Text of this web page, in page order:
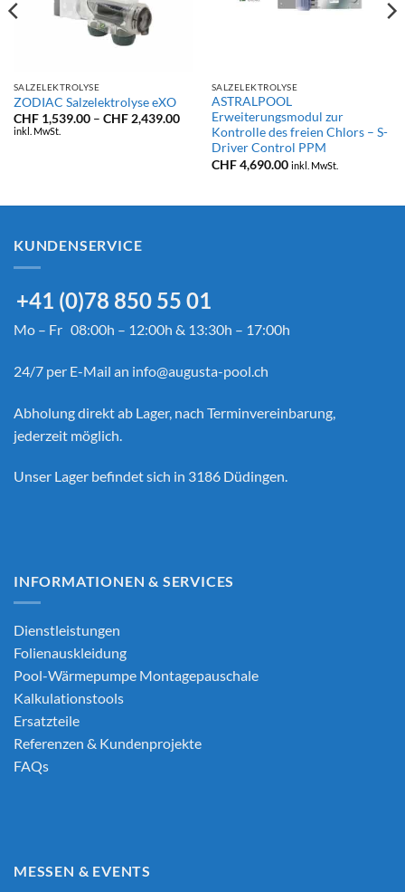
SALZELEKTROLYSE
ZODIAC Salzelektrolyse eXO
CHF1,539.00 – CHF2,439.00Preisspanne:
CHF 1,539.00
CHF 2,439.00
inkl. MwSt.
SALZELEKTROLYSE
ASTRALPOOL
Erweiterungsmodul zur
Kontrolle des freien Chlors – S-
Driver Control PPM
CHF4,690.00 inkl. MwSt.
KUNDENSERVICE
+41 (0)78 850 55 01
Mo – Fr 08:00h – 12:00h & 13:30h – 17:00h
24/7 per E-Mail an info@augusta-pool.ch
Abholung direkt ab Lager, nach Terminvereinbarung,
jederzeit möglich.
Unser Lager befindet sich in 3186 Düdingen.
INFORMATIONEN & SERVICES
Dienstleistungen
Folienauskleidung
Pool-Wärmepumpe Montagepauschale
Kalkulationstools
Ersatzteile
Referenzen & Kundenprojekte
FAQs
MESSEN & EVENTS